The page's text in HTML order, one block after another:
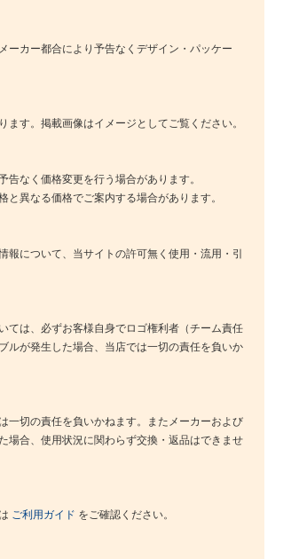
ーカー都合により予告なくデザイン・パッケー
す。掲載画像はイメージとしてご覧ください。
なく価格変更を行う場合があります。
異なる価格でご案内する場合があります。
について、当サイトの許可無く使用・流用・引
ては、必ずお客様自身でロゴ権利者（チーム責任
ルが発生した場合、当店では一切の責任を負いか
一切の責任を負いかねます。またメーカーおよび
場合、使用状況に関わらず交換・返品はできませ
ご利用ガイド をご確認ください。